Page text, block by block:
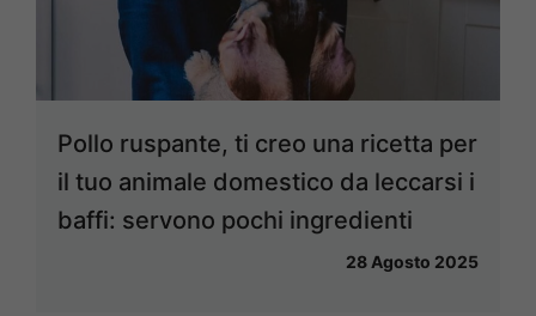
Pollo ruspante, ti creo una ricetta per
il tuo animale domestico da leccarsi i
baffi: servono pochi ingredienti
28 Agosto 2025